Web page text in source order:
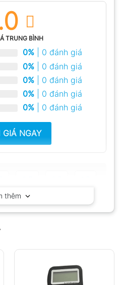
TRUNG BÌNH
0% | 0 đánh giá
0% | 0 đánh giá
0% | 0 đánh giá
0% | 0 đánh giá
0% | 0 đánh giá
NGAY
thêm